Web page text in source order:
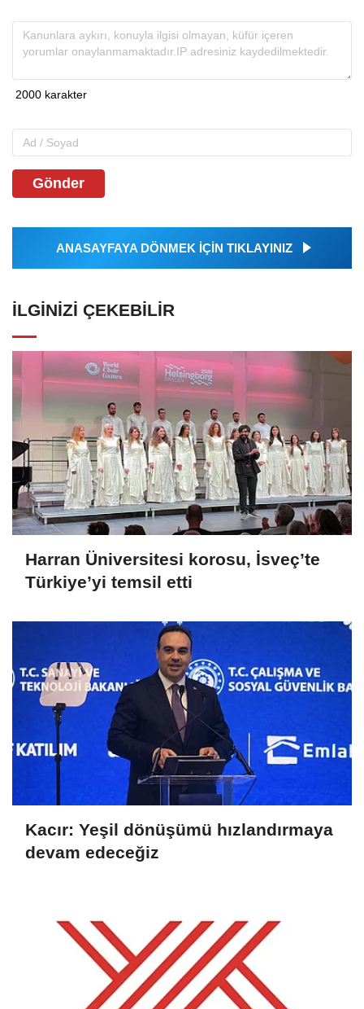
Gönder
ANASAYFAYA DÖNMEK İÇİN TIKLAYINIZ
İLGINIZI ÇEKEBILIR
Harran Üniversitesi korosu, İsveç’te
Türkiye’yi temsil etti
Kacır: Yeşil dönüşümü hızlandırmaya
devam edeceğiz